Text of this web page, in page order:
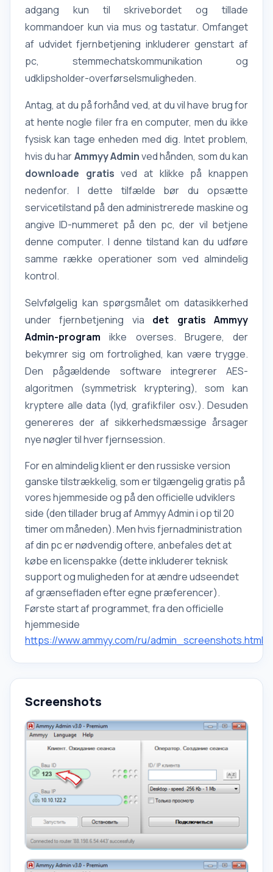
adgang kun til skrivebordet og tillade
kommandoer kun via mus og tastatur. Omfanget
af udvidet fjernbetjening inkluderer genstart af
pc, stemmechatskommunikation og
udklipsholder-overførselsmuligheden.
Antag, at du på forhånd ved, at du vil have brug for
at hente nogle filer fra en computer, men du ikke
fysisk kan tage enheden med dig. Intet problem,
hvis du harAmmyyAdminved hånden, som du kan
downloade gratis ved at klikke på knappen
nedenfor. I dette tilfælde bør du opsætte
servicetilstand på den administrerede maskine og
angive ID-nummeret på den pc, der vil betjene
denne computer. I denne tilstand kan du udføre
samme række operationer som ved almindelig
kontrol.
Selvfølgelig kan spørgsmålet om datasikkerhed
under fjernbetjening via det gratis Ammyy
Admin-program ikke overses. Brugere, der
bekymrer sig om fortrolighed, kan være trygge.
Den pågældende software integrerer AES-
algoritmen (symmetrisk kryptering), som kan
kryptere alle data (lyd, grafikfiler osv.). Desuden
genereres der af sikkerhedsmæssige årsager
nye nøgler til hver fjernsession.
For en almindelig klient er den russiske version
ganske tilstrækkelig, som er tilgængelig gratis på
vores hjemmeside og på den officielle udviklers
side (den tillader brug af Ammyy Admin i op til 20
timer om måneden). Men hvis fjernadministration
af din pc er nødvendig oftere, anbefales det at
købe en licenspakke (dette inkluderer teknisk
support og muligheden for at ændre udseendet
af grænsefladen efter egne præferencer).
Første start af programmet, fra den officielle
hjemmeside
https://www.ammyy.com/ru/admin_screenshots.html
Screenshots